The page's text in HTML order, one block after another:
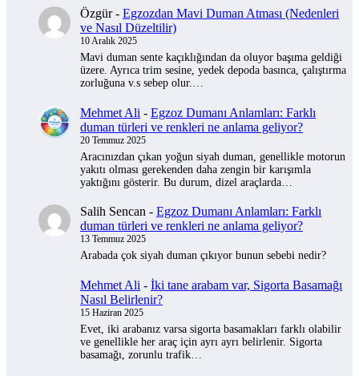
Özgür- Egzozdan Mavi Duman Atması (Nedenleri
ve Nasıl Düzeltilir)
10 Aralık 2025
Mavi duman sente kaçıklığından da oluyor başıma geldiği
üzere. Ayrıca trim sesine, yedek depoda basınca, çalıştırma
zorluğuna v.s sebep olur.…
Mehmet Ali - Egzoz Dumanı Anlamları: Farklı
duman türleri ve renkleri ne anlama geliyor?
20 Temmuz 2025
Aracınızdan çıkan yoğun siyah duman, genellikle motorun
yakıtı olması gerekenden daha zengin bir karışımla
yaktığını gösterir. Bu durum, dizel araçlarda…
Salih Sencan - Egzoz Dumanı Anlamları: Farklı
duman türleri ve renkleri ne anlama geliyor?
13 Temmuz 2025
Arabada çok siyah duman çıkıyor bunun sebebi nedir?
Mehmet Ali - İki tane arabam var, Sigorta Basamağı
Nasıl Belirlenir?
15 Haziran 2025
Evet, iki arabanız varsa sigorta basamakları farklı olabilir
ve genellikle her araç için ayrı ayrı belirlenir. Sigorta
basamağı, zorunlu trafik…